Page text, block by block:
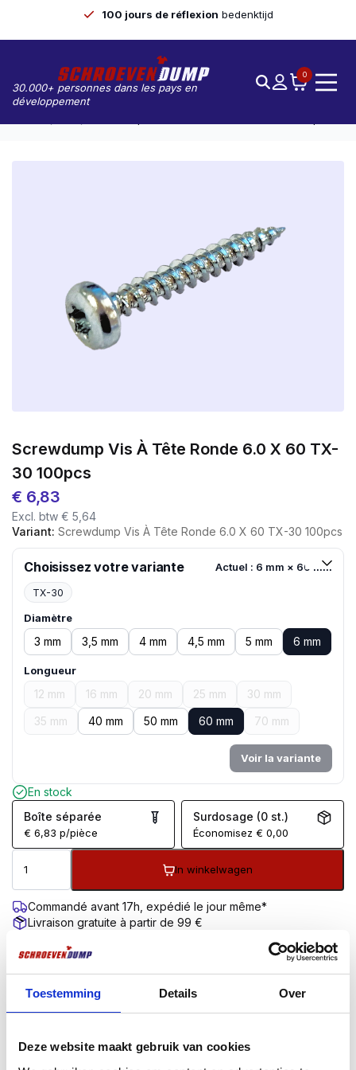
Toestemming Details Over
Deze website maakt gebruik van cookies
100 jours de réflexion bedenktijd
30.000+ personnes dans les pays en
développement
0
Screwdump Vis À Tête Ronde 6.0 X 60 TX-
30 100pcs
€ 6,83
Excl. btw € 5,64
Variant: Screwdump Vis À Tête Ronde 6.0 X 60 TX-30 100pcs
Choisissez votre variante Actuel : 6 mm × 60 mm
TX-30
Diamètre
3 mm 3,5 mm 4 mm 4,5 mm 5 mm 6 mm
Longueur
12 mm 16 mm 20 mm 25 mm
30 mm
35 mm
40 mm 50 mm 60 mm 70 mm
Voir la variante
En stock
Boîte séparée
€ 6,83 p/pièce
Surdosage (0 st.)
Économisez€ 0,00
In winkelwagen
Commandé avant 17h, expédié le jour même*
Livraison gratuite à partir de 99 €
Évaluation des clients 9,7/10
DESCRIPTIONINFORMATIONS COMPLÉMENTAIRES
La version à tête cylindrique ou sphérique convient